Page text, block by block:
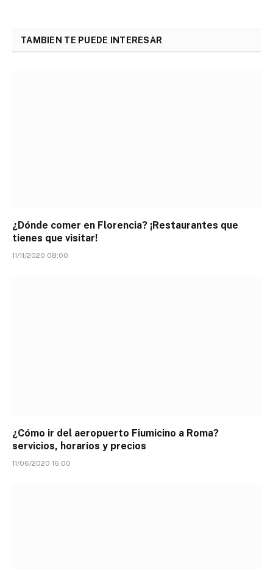
TAMBIEN TE PUEDE INTERESAR
¿Dónde comer en Florencia? ¡Restaurantes que
tienes que visitar!
11/11/2020 08:00
¿Cómo ir del aeropuerto Fiumicino a Roma?
servicios, horarios y precios
11/06/2020 16:00